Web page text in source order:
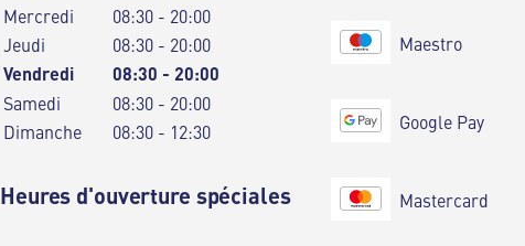
Mercredi
08:30 - 20:00
Jeudi
08:30 - 20:00
Vendredi 08:30 - 20:00
Samedi
08:30 - 20:00
Dimanche
08:30 - 12:30
Heures d'ouverture spéciales
Maestro
Google Pay
Mastercard